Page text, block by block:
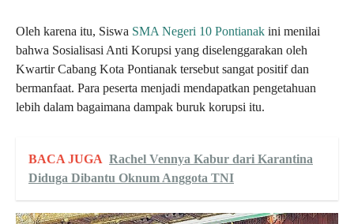
Oleh karena itu, Siswa SMA Negeri 10 Pontianak ini menilai
bahwa Sosialisasi Anti Korupsi yang diselenggarakan oleh
Kwartir Cabang Kota Pontianak tersebut sangat positif dan
bermanfaat. Para peserta menjadi mendapatkan pengetahuan
lebih dalam bagaimana dampak buruk korupsi itu.
BACA JUGA Rachel Vennya Kabur dari Karantina
Diduga Dibantu Oknum Anggota TNI